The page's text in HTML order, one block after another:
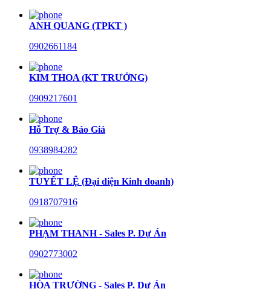
ANH QUANG (TPKT )
0902661184
KIM THOA (KT TRƯỞNG)
0909217601
Hỗ Trợ & Báo Giá
0938984282
TUYẾT LỆ (Đại diện Kinh doanh)
0918707916
PHẠM THANH - Sales P. Dự Án
0902773002
HÒA TRƯỜNG - Sales P. Dự Án